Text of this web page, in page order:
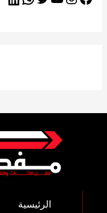
الرئيسية